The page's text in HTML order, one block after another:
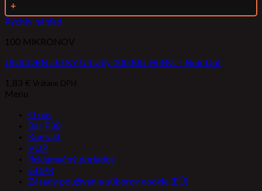
+
Rýchly náhľad
100 MIKRONOV
UNICORN LETKY Ultrafly 100 BIG WING – Noir Dot
1,83 € Vrátane DPH
Menu
O nás
Bar P38
Kontakt
VOP
Reklamačný poriadok
GDPR
Zásady používania súborov cookie (EÚ)